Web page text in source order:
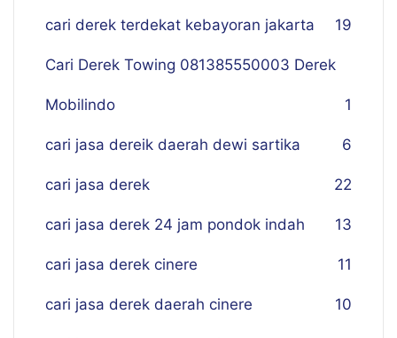
cari derek terdekat kebayoran jakarta 19
Cari Derek Towing 081385550003 Derek
Mobilindo 1
cari jasa dereik daerah dewi sartika 6
cari jasa derek 22
cari jasa derek 24 jam pondok indah 13
cari jasa derek cinere 11
cari jasa derek daerah cinere 10